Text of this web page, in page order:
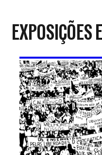
EXPOSIÇÕES